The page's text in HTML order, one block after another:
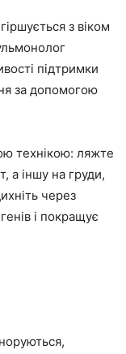
з віком
підтримки
за допомогою
технікою: ляжте
а іншу на груди,
через
і покращує